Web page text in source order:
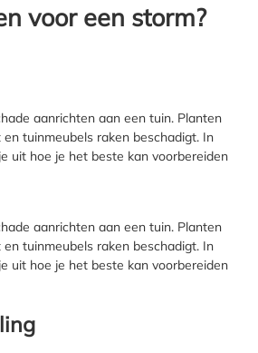
voor een storm?
aanrichten aan een tuin. Planten
tuinmeubels raken beschadigt. In
uit hoe je het beste kan voorbereiden
aanrichten aan een tuin. Planten
tuinmeubels raken beschadigt. In
uit hoe je het beste kan voorbereiden